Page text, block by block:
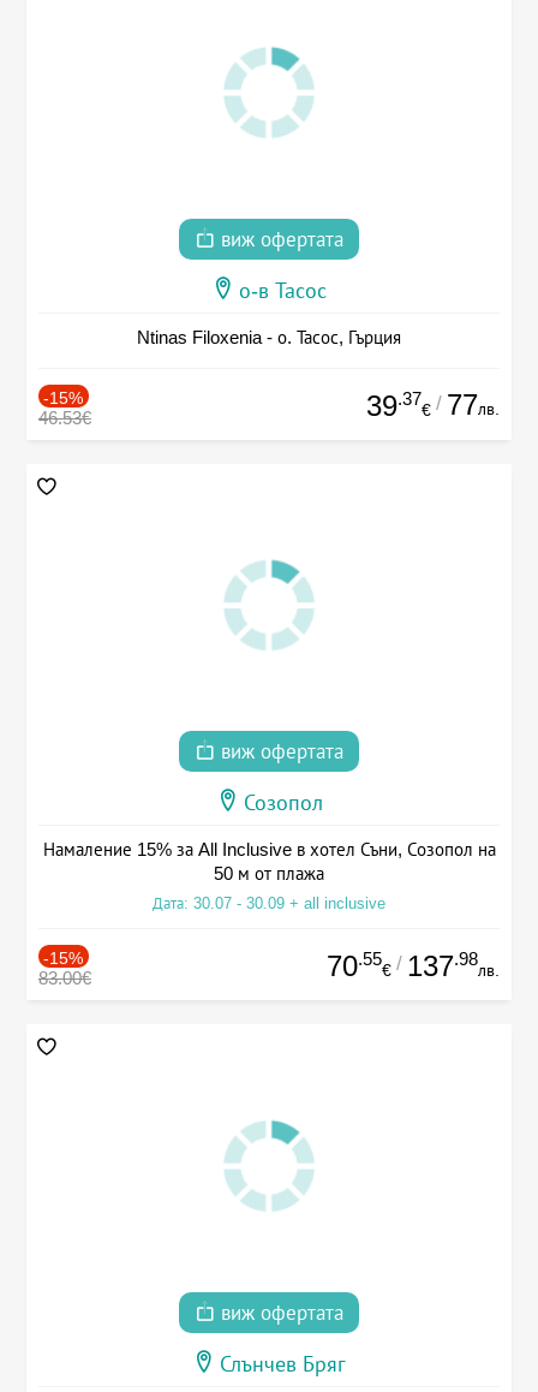
виж офертата
о-в Тасос
Ntinas Filoxenia - о. Тасос, Гърция
-15%
46.53€ 39.37
€ / 77лв.
виж офертата
Созопол
Намаление 15% за All Inclusive в хотел Съни, Созопол на
50 м от плажа
Дата: 30.07 - 30.09 + all inclusive
-15%
83.00€ 70.55
€ / 137.98
лв.
виж офертата
Слънчев Бряг